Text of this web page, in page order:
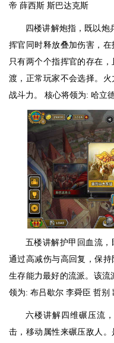
帝 薛西斯 斯巴达克斯
四楼讲解炮指，既以炮
挥官同时释放叠加伤害，
只有两个个指挥官的存在
渡，正常玩家不会选择。
战斗力。 核心将领为: 哈立
五楼讲解护甲回血流，
通过高减伤与高回复，保持
生存能力最好的流派。该
领为: 布吕歇尔 李舜臣 哲别
六楼讲解四维碾压流
击，移动属性来碾压敌人